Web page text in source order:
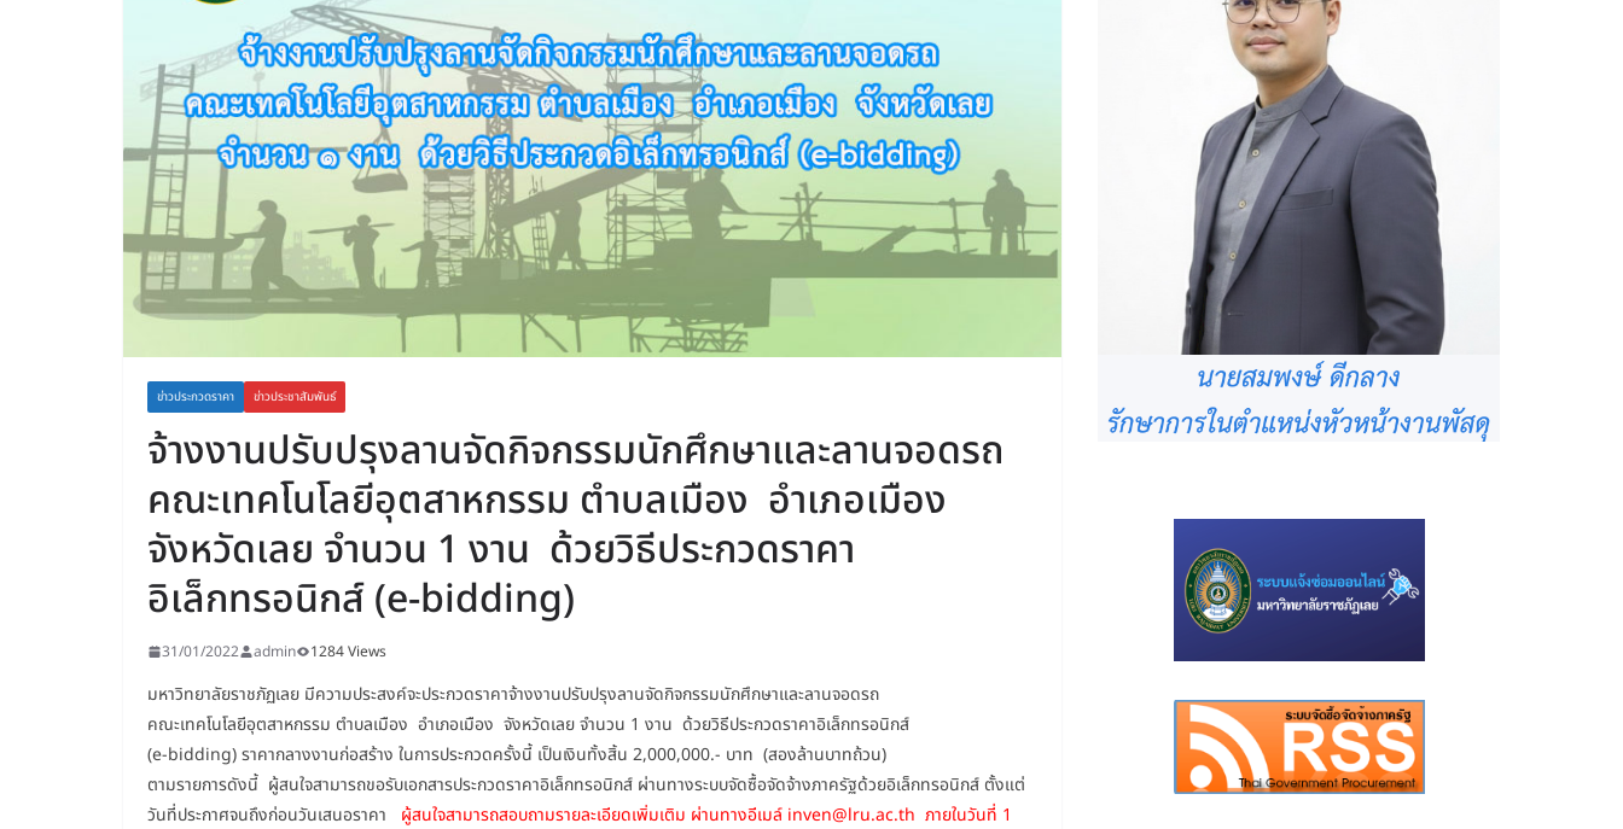
ข่าวประกวดราคา ข่าวประชาสัมพันธ์
จ้างงานปรับปรุงลานจัดกิจกรรมนักศึกษาและลานจอดรถ
คณะเทคโนโลยีอุตสาหกรรม ตำบลเมือง อำเภอเมือง
จังหวัดเลย จำนวน 1 งาน ด้วยวิธีประกวดราคา
อิเล็กทรอนิกส์ (e-bidding)
31/01/2022 admin 1284 Views
มหาวิทยาลัยราชภัฏเลย มีความประสงค์จะประกวดราคาจ้างงานปรับปรุงลานจัดกิจกรรมนักศึกษาและลานจอดรถ
คณะเทคโนโลยีอุตสาหกรรม ตำบลเมือง อำเภอเมือง จังหวัดเลย จำนวน 1 งาน ด้วยวิธีประกวดราคาอิเล็กทรอนิกส์
(e-bidding) ราคากลางงานก่อสร้าง ในการประกวดครั้งนี้ เป็นเงินทั้งสิ้น 2,000,000.- บาท (สองล้านบาทถ้วน)
ตามรายการดังนี้ ผู้สนใจสามารถขอรับเอกสารประกวดราคาอิเล็กทรอนิกส์ ผ่านทางระบบจัดซื้อจัดจ้างภาครัฐด้วยอิเล็กทรอนิกส์ ตั้งแต่
วันที่ประกาศจนถึงก่อนวันเสนอราคา ผู้สนใจสามารถสอบถามรายละเอียดเพิ่มเติม ผ่านทางอีเมล์ inven@lru.ac.th ภายในวันที่ 1